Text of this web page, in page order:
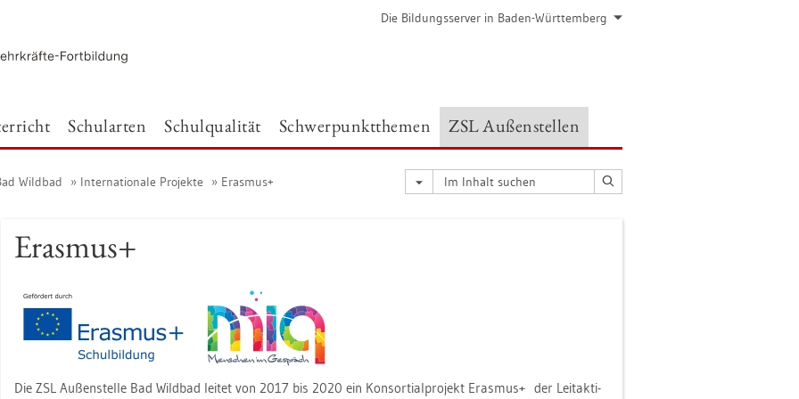
Die Bil­dungs­ser­ver in Baden-Würt­tem­berg
Schul­ar­ten Schul­qua­li­tät Schwer­punkt­the­men ZSL Au­ßen­stel­len
Wild­bad In­ter­na­tio­na­le Pro­jek­te Eras­mus+
Eras­mus+
Die ZSL Au­ßen­stel­le Bad Wild­bad lei­tet von 2017 bis 2020 ein Kon­sor­ti­al­pro­jekt Eras­mus+ der Leitak­ti­